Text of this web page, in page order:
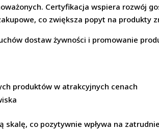
Certyfikacja wspiera rozwój
co zwiększa popyt na produkty
dostaw żywności i promowanie
produktów w atrakcyjnych cenach
co pozytywnie wpływa na